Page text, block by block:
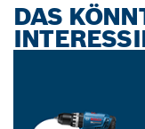
DAS